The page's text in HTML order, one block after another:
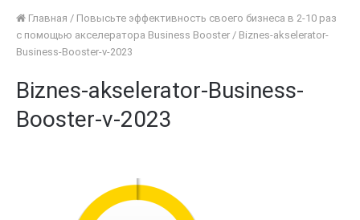
Главная / Повысьте эффективность своего бизнеса в 2-10 раз
с помощью акселератора Business Booster / Biznes-akselerator-
Business-Booster-v-2023
Biznes-akselerator-Business-
Booster-v-2023